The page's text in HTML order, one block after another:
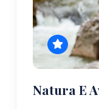
Natura E